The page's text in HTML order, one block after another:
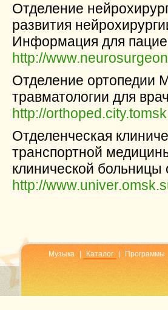
Отделение
развития
Информация для
http://
Отделение ортопедии
травматологии для
http://
Отделенческая
транспортной
клинической больницы
http://
Музыка Каталог Программы